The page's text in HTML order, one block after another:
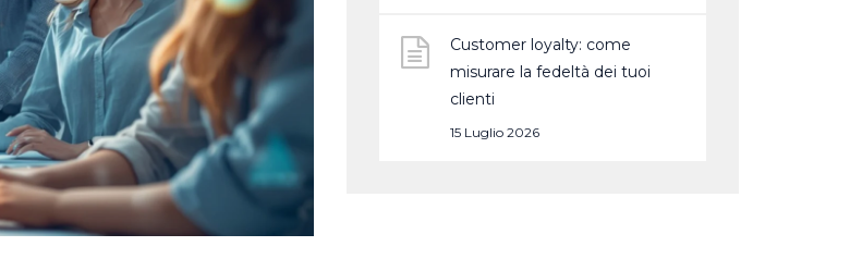
Customer loyalty: come
misurare la fedeltà dei tuoi
clienti
15 Luglio 2026